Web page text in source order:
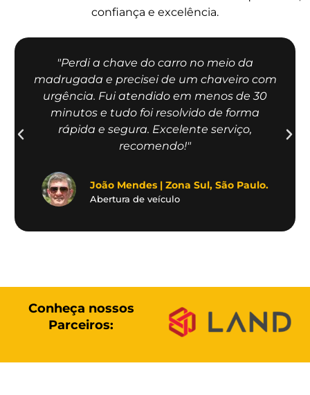
confiança e excelência.
"Perdi a chave do carro no meio da
madrugada e precisei de um chaveiro com
urgência. Fui atendido em menos de 30
minutos e tudo foi resolvido de forma
rápida e segura. Excelente serviço,
recomendo!"
João Mendes | Zona Sul, São Paulo.
Abertura de veículo
Conheça nossos
Parceiros: